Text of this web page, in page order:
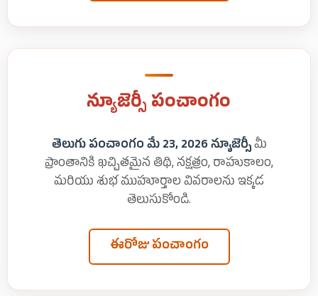
న్యూజెర్సీ పంచాంగం
తెలుగు పంచాంగం మే 23, 2026 న్యూజెర్సీమీ
ప్రాంతానికి ఖచ్చితమైన తిథి, నక్షత్రం, రాహుకాలం,
మరియు శుభ ముహూర్తాల వివరాలను ఇక్కడ
తెలుసుకోండి.
ఈరోజు పంచాంగం